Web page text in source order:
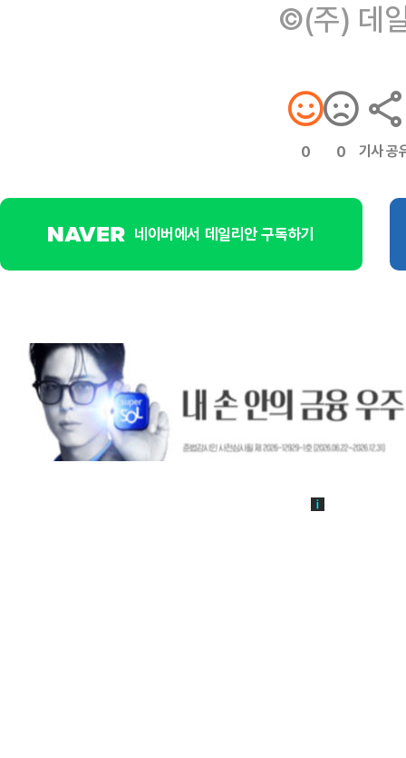
©(주) 데
0 0 기사 공
네이버에서 데일리안 구독하기